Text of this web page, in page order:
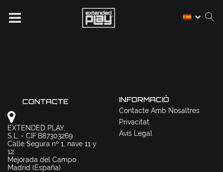
CONTACTE
EXTENDED PLAY,
S.L. - CIF:B87303269
Calle Segura nº 1, nave 11 y
12
Mejorada del Campo
Madrid (España)
INFORMACIÓ
Contacte Amb Nosaltres
Privacitat
Avís Legal